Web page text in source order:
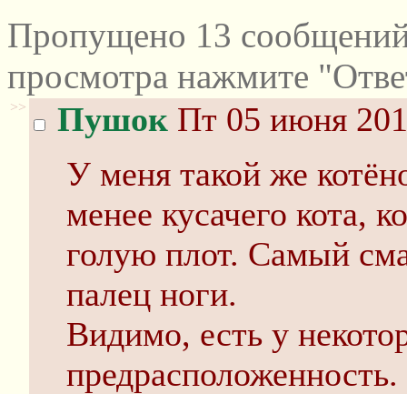
Пропущено 13
просмотра нажмите
>> Пушок Пт 05 июня
У меня такой же
менее кусачего кота,
голую плот. Самый
палец ноги.
Видимо, есть у